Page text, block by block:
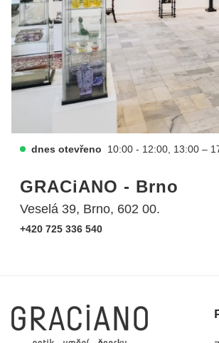
dnes otevřeno 10:00 - 12:00, 13:00 –
GRACiANO - Brno
Veselá 39, Brno, 602 00.
+420 725 336 540